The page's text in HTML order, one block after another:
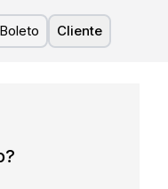
Cliente